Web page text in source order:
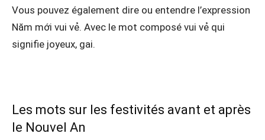
Vous pouvez également dire ou entendre l’expression
Năm mới vui vẻ. Avec le mot composé vui vẻ qui
signifie joyeux, gai.
Les mots sur les festivités avant et après
le Nouvel An